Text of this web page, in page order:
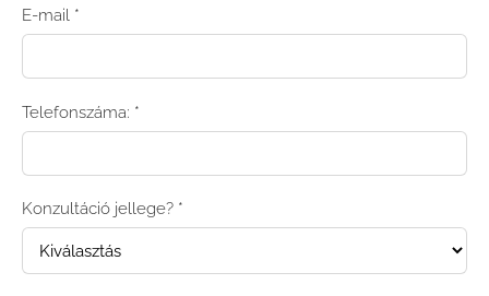
E-mail *
Telefonszáma: *
Konzultáció jellege? *